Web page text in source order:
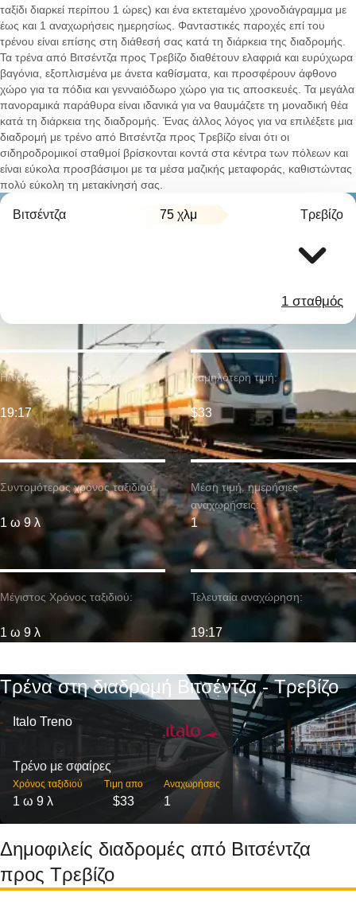
ταξίδι διαρκεί περίπου 1 ώρες) και ένα εκτεταμένο χρονοδιάγραμμα με
έως και 1 αναχωρήσεις ημερησίως. Φανταστικές παροχές επί του
τρένου είναι επίσης στη διάθεσή σας κατά τη διάρκεια της διαδρομής.
Τα τρένα από Βιτσέντζα προς Τρεβίζο διαθέτουν ελαφριά και ευρύχωρα
βαγόνια, εξοπλισμένα με άνετα καθίσματα, και προσφέρουν άφθονο
χώρο για τα πόδια και γενναιόδωρο χώρο για τις αποσκευές. Τα μεγάλα
πανοραμικά παράθυρα είναι ιδανικά για να θαυμάζετε τη μοναδική θέα
κατά τη διάρκεια της διαδρομής. Ένας άλλος λόγος για να επιλέξετε μια
διαδρομή με τρένο από Βιτσέντζα προς Τρεβίζο είναι ότι οι
σιδηροδρομικοί σταθμοί βρίσκονται κοντά στα κέντρα των πόλεων και
είναι εύκολα προσβάσιμοι με τα μέσα μαζικής μεταφοράς, καθιστώντας
πολύ εύκολη τη μετακίνησή σας.
Βιτσέντζα 75 χλμ Τρεβίζο
1 σταθμός
Συντομότερος χρόνος ταξιδιού:
1 ω 9 λ
Η νωρίτερη αναχώρηση:
19:17
Μέγιστος Χρόνος ταξιδιού:
1 ω 9 λ
Χαμηλότερη τιμή:
$33
Μέση τιμή. ημερήσιες
αναχωρήσεις:
1
Τελευταία αναχώρηση:
19:17
Τρένα στη διαδρομή Βιτσέντζα - Τρεβίζο
Italo Treno
Τρένο με σφαίρες
Χρόνος ταξιδιού
1 ω 9 λ
Τιμη απο
$33
Αναχωρήσεις
1
Δημοφιλείς διαδρομές από Βιτσέντζα
προς Τρεβίζο